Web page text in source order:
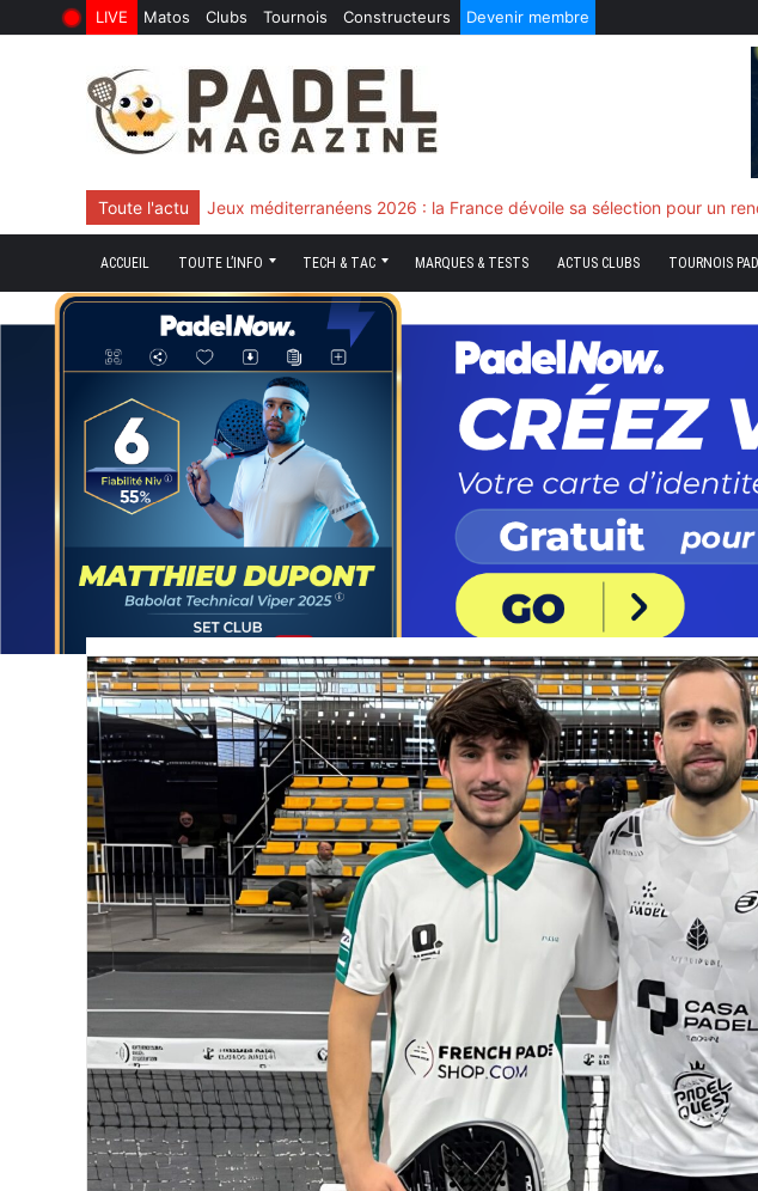
LIVE Matos Clubs Tournois Constructeurs Devenir membre
Toute l'actu Jeux méditerranéens 2026 : la France dévoile sa sélection pour un
ACCUEIL TOUTE L’INFO
6 Août 2026
TECH & TAC
10 Juin 2026
MARQUES & TESTS ACTUS CLUBS TOURNOIS